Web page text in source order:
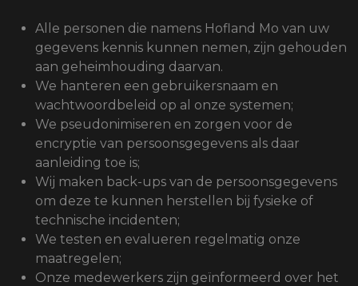
Alle personen die namens Hofland Mo van uw
gegevens kennis kunnen nemen, zijn gehouden
aan geheimhouding daarvan.
We hanteren een gebruikersnaam en
wachtwoordbeleid op al onze systemen;
We pseudonimiseren en zorgen voor de
encryptie van persoonsgegevens als daar
aanleiding toe is;
Wij maken back-ups van de persoonsgegevens
om deze te kunnen herstellen bij fysieke of
technische incidenten;
We testen en evalueren regelmatig onze
maatregelen;
Onze medewerkers zijn geïnformeerd over het